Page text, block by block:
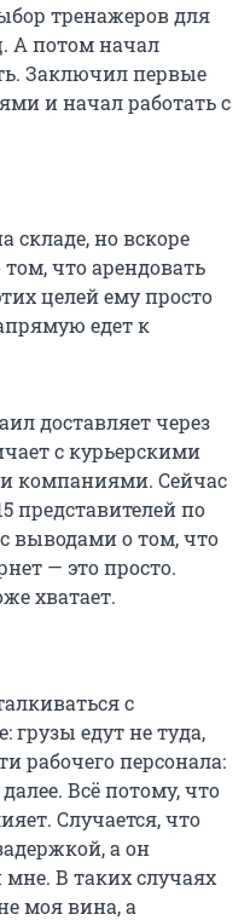
тренажеров для
А потом начал
Заключил первые
и начал работать с
складе, но вскоре
что арендовать
целей ему просто
едет к
доставляет через
с курьерскими
компаниями. Сейчас
представителей по
выводами о том, что
— это просто.
хватает.
с
грузы едут не туда,
рабочего персонала:
Всё потому, что
Случается, что
а он
мне. В таких случаях
моя вина, а